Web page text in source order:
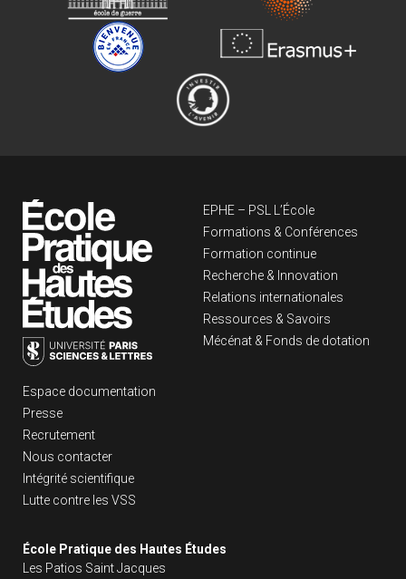
Navigation
EPHE – PSL L’École
Formations & Conférences
Formation continue
Recherche & Innovation
Relations internationales
Ressources & Savoirs
Mécénat & Fonds de dotation
Liens footer
Espace documentation
Presse
Recrutement
Nous contacter
Intégrité scientifique
Lutte contre les VSS
École Pratique des Hautes Études
Les Patios Saint Jacques